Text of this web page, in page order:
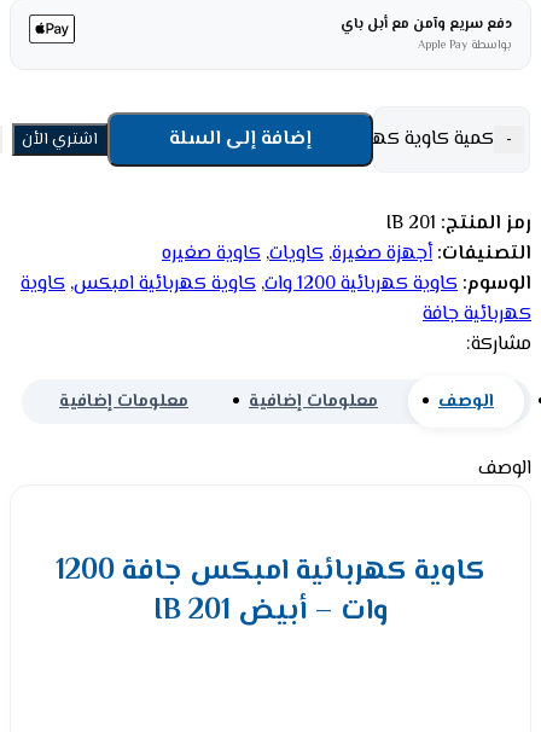
دفع سريع وآمن مع أبل باي
بواسطة Apple Pay
- كمية كاوية كهربائية امبكس جافة 1200 وات - أبيض IB 201
إضافة إلى السلة اشتري الأن
رمز المنتج: IB 201
التصنيفات: أجهزة صغيرة, كاويات, كاوية صغيره
الوسوم: كاوية كهربائية 1200 وات , كاوية كهربائية امبكس, كاوية
كهربائية جافة
مشاركة:
الوصف معلومات إضافية معلومات إضافية
الوصف
كاوية كهربائية امبكس جافة 1200
وات – أبيض IB 201